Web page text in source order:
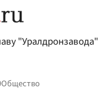
"Уралдронзавода"
Общество